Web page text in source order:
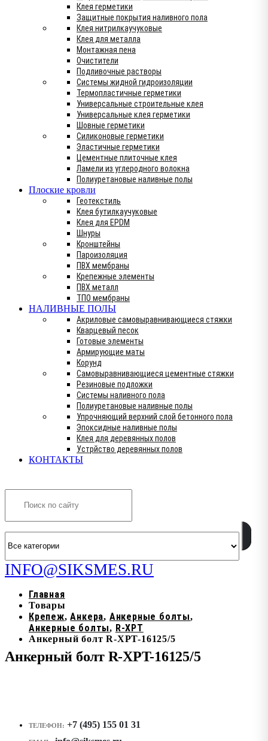
Клея герметики
Защитные покрытия наливного пола
Клея нитрилкаучуковые
Клея для металла
Монтажная пена
Очистители
Подливочные растворы
Системы жидной гидроизоляции
Термопластичные герметики
Универсальные строительные клея
Универсальные клея герметики
Шовные герметики
Силиконовые герметики
Эластичные герметики
Цементные плиточные клея
Ламели из углеродного волокна
Полиуретановые наливные полы
Плоские кровли
Геотекстиль
Клея бутилкаучуковые
Клея для EPDM
Шнуры
Кронштейны
Пароизоляция
ПВХ мембраны
Крепежные элементы
ПВХ металл
ТПО мембраны
НАЛИВНЫЕ ПОЛЫ
Акриловые самовыравнивающиеся стяжки
Кварцевый песок
Готовые элементы
Армирующие маты
Корунд
Самовыравнивающиеся цементные стяжки
Резиновые подложки
Системы наливного пола
Полиуретановые наливные полы
Упрочняющий верхний слой бетонного пола
Эпоксидные наливные полы
Клея для деревянных полов
Устрйство деревянных полов
КОНТАКТЫ
INFO@SIKSMES.RU
Главная
Товары
Крепеж,Анкера, Анкерные болты,
Анкерные болты, R-XPT
Анкерный болт R-XPT-16125/5
Анкерный болт R-XPT-16125/5
ТЕЛЕФОН: +7 (495) 155 01 31